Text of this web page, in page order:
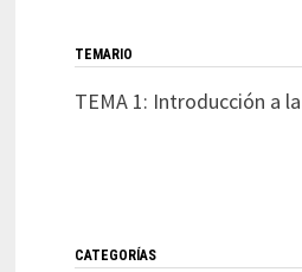
TEMARIO
TEMA 1: Introducción a
CATEGORÍAS